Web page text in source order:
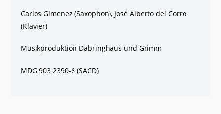
Carlos Gimenez (Saxophon), José Alberto del Corro
(Klavier)
Musikproduktion Dabringhaus und Grimm
MDG 903 2390-6 (SACD)